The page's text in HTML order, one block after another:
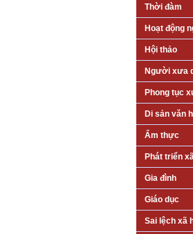
Thời đàm
Hoạt động
Hội thảo
Người xưa
Phong tục
Di sản văn
Ẩm thực
Phát triển
Gia đình
Giáo dục
Sai lệch xã